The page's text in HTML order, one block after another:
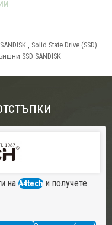
, Solid State Drive (SSD)
SSD SANDISK
на A4tech и получете